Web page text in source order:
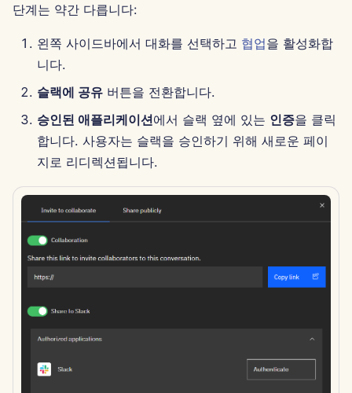
2024년 12월 6일
2024년 11월 29일
2024년 11월 22일
2024년 11월 15일
2024년 11월 8일
2024년 11월 1일
2024년 10월 25일
2024년 10월 18일
2024년 10월 11일
2024년 10월 4일
단계는 약간 다릅니다:
왼쪽 사이드바에서 대화를 선택하고 협업을 활성화합
니다.
슬랙에 공유버튼을 전환합니다.
승인된 애플리케이션에서 슬랙 옆에 있는 인증을 클릭
합니다. 사용자는 슬랙을 승인하기 위해 새로운 페이
지로 리디렉션됩니다.